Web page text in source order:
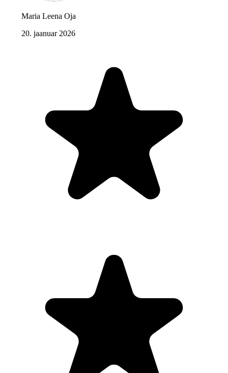
Maria Leena Oja
20. jaanuar 2026